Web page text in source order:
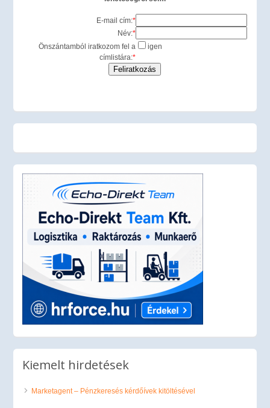
E-mail cím:*
Név:*
Önszántamból iratkozom fel a
címlistára:*
igen
Kiemelt hirdetések
Marketagent – Pénzkeresés kérdőívek kitöltésével